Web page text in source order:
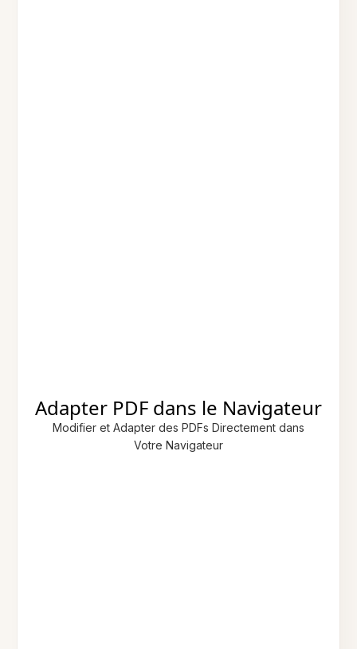
Adapter PDF dans le Navigateur
Modifier et Adapter des PDFs Directement dans
Votre Navigateur